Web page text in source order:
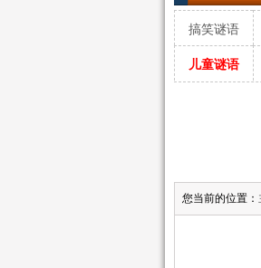
搞笑谜语
儿童谜语
您当前的位置：